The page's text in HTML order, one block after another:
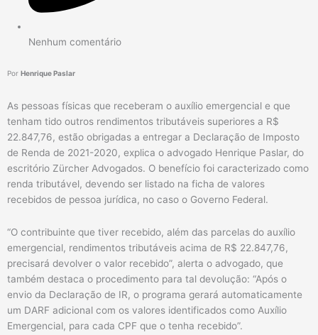
Nenhum comentário
Por Henrique Paslar
As pessoas físicas que receberam o auxílio emergencial e que
tenham tido outros rendimentos tributáveis superiores a R$
22.847,76, estão obrigadas a entregar a Declaração de Imposto
de Renda de 2021-2020, explica o advogado Henrique Paslar, do
escritório Zürcher Advogados. O benefício foi caracterizado como
renda tributável, devendo ser listado na ficha de valores
recebidos de pessoa jurídica, no caso o Governo Federal.
“O contribuinte que tiver recebido, além das parcelas do auxílio
emergencial, rendimentos tributáveis acima de R$ 22.847,76,
precisará devolver o valor recebido”, alerta o advogado, que
também destaca o procedimento para tal devolução: “Após o
envio da Declaração de IR, o programa gerará automaticamente
um DARF adicional com os valores identificados como Auxílio
Emergencial, para cada CPF que o tenha recebido”.